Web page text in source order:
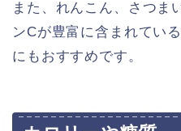
また、れんこん、さつま
ンCが豊富に含まれてい
にもおすすめです。